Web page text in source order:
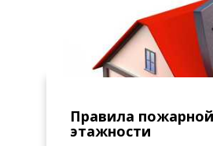
Правила
этажности